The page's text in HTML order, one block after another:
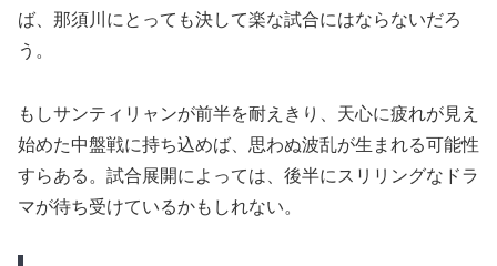
ば、那須川にとっても決して楽な試合にはならないだろ
う。
もしサンティリャンが前半を耐えきり、天心に疲れが見え
始めた中盤戦に持ち込めば、思わぬ波乱が生まれる可能性
すらある。試合展開によっては、後半にスリリングなドラ
マが待ち受けているかもしれない。